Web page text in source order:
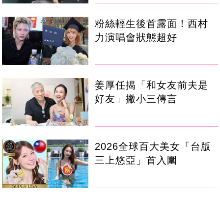
粉絲輕生後首露面！西村
力演唱會狀態超好
姜厚任揭「和女友前夫是
好友」撇小三傳言
2026全球百大美女「台版
三上悠亞」首入圍